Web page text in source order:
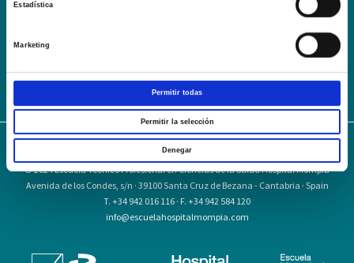
Estadística
Marketing
Permitir todas
Permitir la selección
Denegar
AVISO LEGAL – TÉRMINOS Y CONDICIONES DE SERVICIOS
Campus Virtual
Contacto
Webmail User Login
© 2024Escuela Técnico Profesional en Ciencias de la Salud Hospital Mompía
Avenida de los Condes, s/n · 39100 Santa Cruz de Bezana - Cantabria · Spain
T. +34 942 016 116 · F. +34 942 584 120
info@escuelahospitalmompia.com